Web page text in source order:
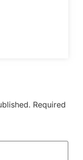
Required